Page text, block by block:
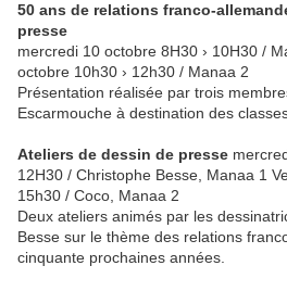
50 ans de relations franco-
presse
mercredi 10 octobre 8H30 › 10H30 /
octobre 10h30 › 12h30 / Manaa 2
Présentation réalisée par trois
Escarmouche à destination des
Ateliers de dessin de presse
12H30 / Christophe Besse, Manaa 1
15h30 / Coco, Manaa 2
Deux ateliers animés par les
Besse sur le thème des relations
cinquante prochaines années.